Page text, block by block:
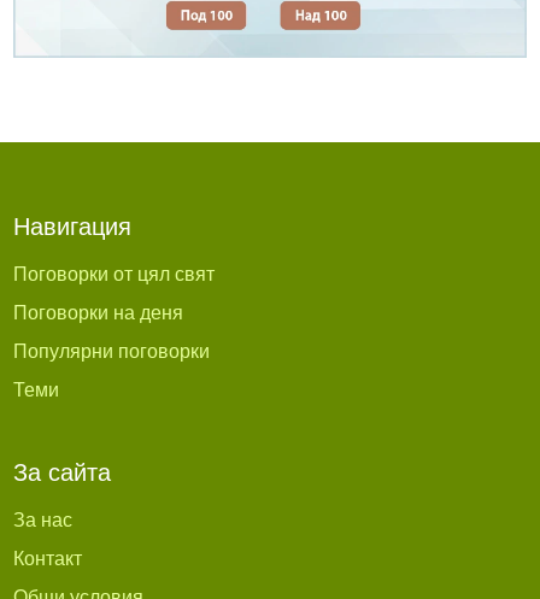
Навигация
Поговорки от цял свят
Поговорки на деня
Популярни поговорки
Теми
За сайта
За нас
Контакт